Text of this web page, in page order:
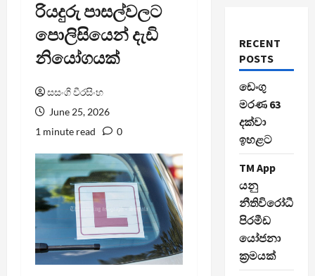
රියදුරු පාසල්වලට
පොලිසියෙන් දැඩි
නියෝගයක්
සසංගි වීරසිංහ
June 25, 2026
1 minute read
0
RECENT
POSTS
ඩෙංගු
මරණ 63
දක්වා
ඉහළට
TM App
යනු
නීතිවිරෝධී
පිරමීඩ
යෝජනා
ක්‍රමයක්